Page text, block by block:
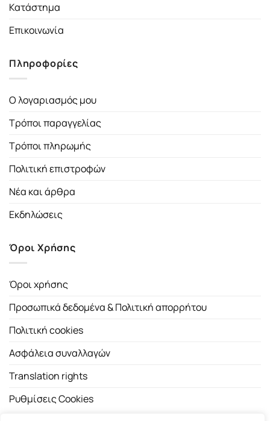
Κατάστημα
Επικοινωνία
Πληροφορίες
Ο λογαριασμός μου
Τρόποι παραγγελίας
Τρόποι πληρωμής
Πολιτική επιστροφών
Νέα και άρθρα
Εκδηλώσεις
Όροι Χρήσης
Όροι χρήσης
Προσωπικά δεδομένα & Πολιτική απορρήτου
Πολιτική cookies
Ασφάλεια συναλλαγών
Translation rights
Ρυθμίσεις Cookies